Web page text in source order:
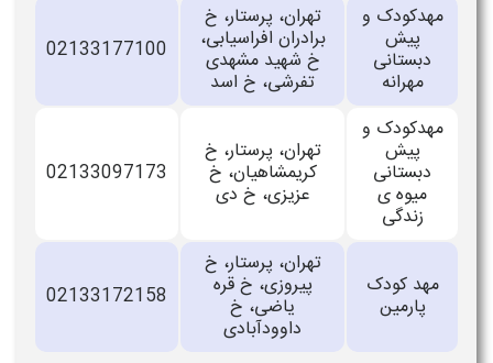
مهدکودک و
پیش
دبستانی
مهرانه
تهران، پرستار، خ
برادران افراسیابی،
خ شهید مشهدی
تفرشی، خ اسد
02133177100
مهدکودک و
پیش
دبستانی
میوه ی
زندگی
تهران، پرستار، خ
کریمشاهیان، خ
عزیزی، خ دی
02133097173
مهد کودک
پارمین
تهران، پرستار، خ
پیروزی، خ قره
یاضی، خ
داوودآبادی
02133172158